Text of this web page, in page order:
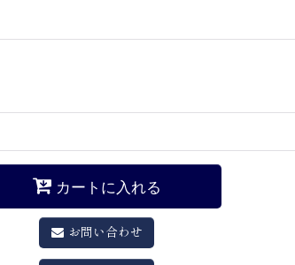
カートに入れる
お問い合わせ